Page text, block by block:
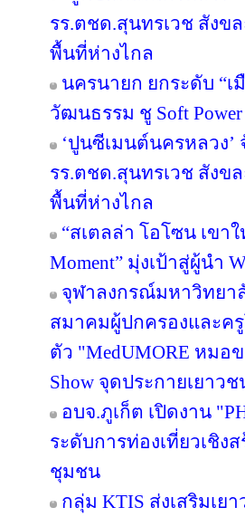
รร.ตชด.สุนทรเวช สังข
พื้นที่ห่างไกล
นครนายก ยกระดับ “
วัฒนธรรม ชู Soft
‘ปูนซีเมนต์นครหลวง’
รร.ตชด.สุนทรเวช สังข
พื้นที่ห่างไกล
“สเตลล่า โอโซน เขา
Moment” มุ่งเป้าสู่ผู้นำ
จุฬาลงกรณ์มหาวิทยา
สมาคมผู้ปกครองและครู
ตัว "MedUMORE หมอ
Show จุดประกายเยาว
อบจ.ภูเก็ต เปิดงาน
ระดับการท่องเที่ยวเชิง
ชุมชน
กลุ่ม KTIS ส่งเสริมเ